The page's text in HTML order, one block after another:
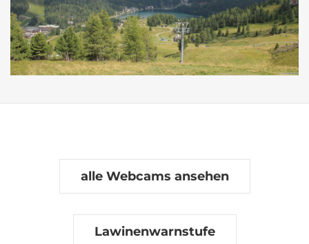
alle Webcams ansehen
Lawinenwarnstufe